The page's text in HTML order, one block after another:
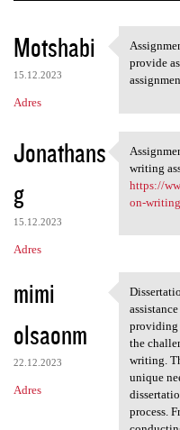
K
o
m
e
n
t
a
r
z
Motshabi
15.12.2023
Adres
provide
Jonathans
g
15.12.2023
Adres
writing
https://
on-
mimi
olsaonm
22.12.2023
Adres
providing
the
writing.
unique
process.